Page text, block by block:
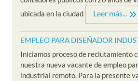
ubicada en la ciudad
Leer más...
EMPLEO PARA DISEÑADOR
Iniciamos proceso de reclutamiento
nuestra nueva vacante de empleo
industrial remoto. Para la presente